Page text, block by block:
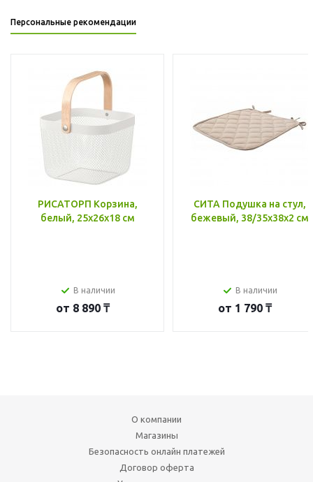
Персональные рекомендации
РИСАТОРП Корзина,
белый, 25x26x18 см
В наличии
от 8 890 ₸
СИТА Подушка на стул,
бежевый, 38/35x38x2 см
В наличии
от 1 790 ₸
О компании
Магазины
Безопасность онлайн платежей
Договор оферта